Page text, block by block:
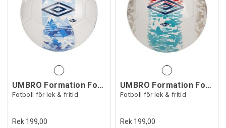
UMBRO Formation Football
Fotboll för lek & fritid
Rek 199,00
UMBRO Formation Football
Fotboll för lek & fritid
Rek 199,00